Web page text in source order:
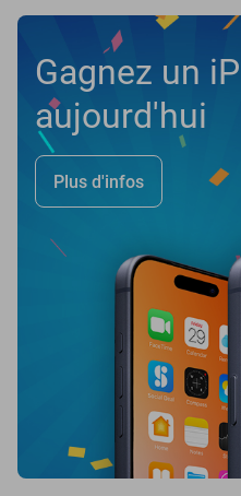
Gagnez un
aujourd'hui
Plus d'infos